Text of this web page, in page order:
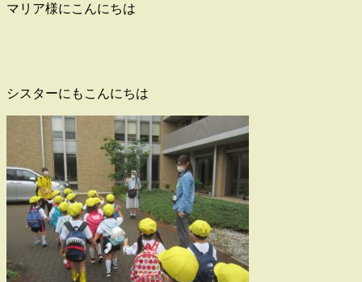
マリア様にこんにちは
シスターにもこんにちは